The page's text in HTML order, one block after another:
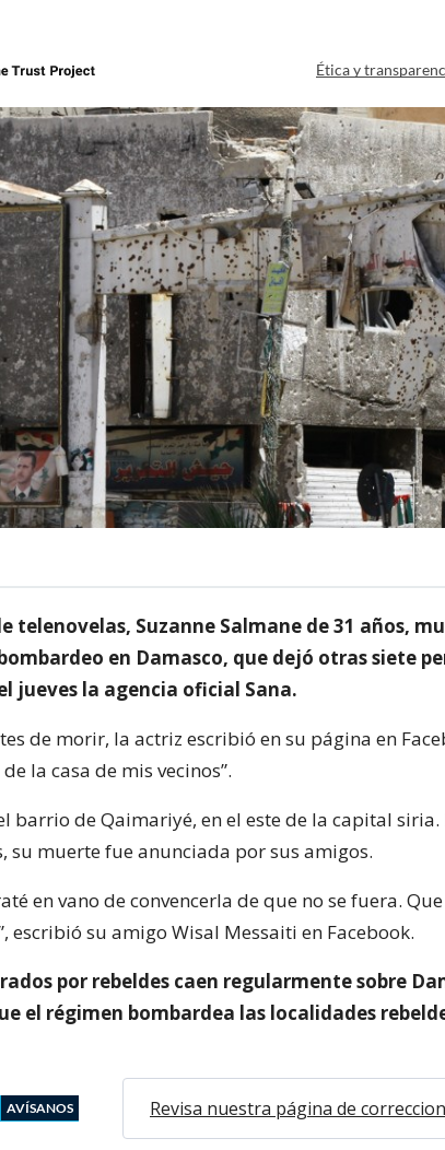
Ética y
telenovelas, Suzanne Salmane de 31 años,
en Damasco, que dejó otras siete
jueves la agencia oficial Sana.
de morir, la actriz escribió en su página en
la casa de mis vecinos”.
barrio de Qaimariyé, en el este de la capital siria.
su muerte fue anunciada por sus amigos.
en vano de convencerla de que no se fuera.
escribió su amigo Wisal Messaiti en Facebook.
por rebeldes caen regularmente sobre
el régimen bombardea las localidades
AVÍSANOS Revisa nuestra página de